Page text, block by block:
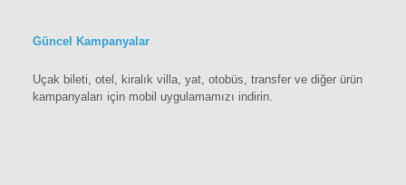
Güncel Kampanyalar
Uçak bileti, otel, kiralık villa, yat, otobüs, transfer ve diğer ürün
kampanyaları için mobil uygulamamızı indirin.